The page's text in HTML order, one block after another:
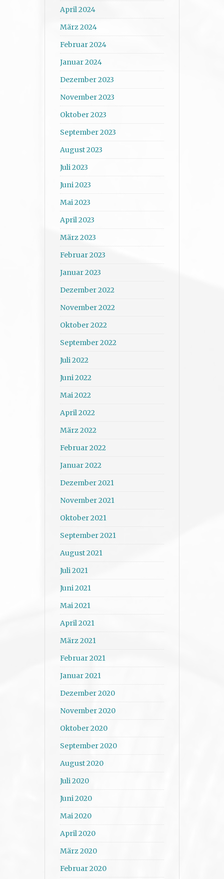
April 2024
März 2024
Februar 2024
Januar 2024
Dezember 2023
November 2023
Oktober 2023
September 2023
August 2023
Juli 2023
Juni 2023
Mai 2023
April 2023
März 2023
Februar 2023
Januar 2023
Dezember 2022
November 2022
Oktober 2022
September 2022
Juli 2022
Juni 2022
Mai 2022
April 2022
März 2022
Februar 2022
Januar 2022
Dezember 2021
November 2021
Oktober 2021
September 2021
August 2021
Juli 2021
Juni 2021
Mai 2021
April 2021
März 2021
Februar 2021
Januar 2021
Dezember 2020
November 2020
Oktober 2020
September 2020
August 2020
Juli 2020
Juni 2020
Mai 2020
April 2020
März 2020
Februar 2020